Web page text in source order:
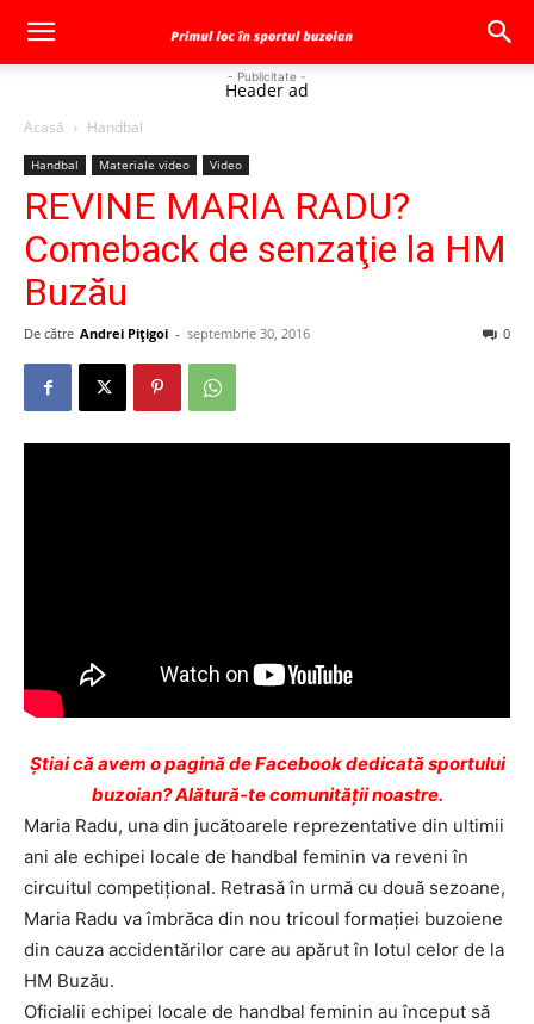
- Publicitate -
Header ad
Acasă Handbal
Handbal Materiale video Video
REVINE MARIA RADU?
Comeback de senzaţie la HM
Buzău
De către Andrei Pițigoi - septembrie 30, 2016 0
Ştiai că avem o pagină de Facebook dedicată sportului
buzoian? Alătură-te comunității noastre.
Maria Radu, una din jucătoarele reprezentative din ultimii
ani ale echipei locale de handbal feminin va reveni în
circuitul competiţional. Retrasă în urmă cu două sezoane,
Maria Radu va îmbrăca din nou tricoul formaţiei buzoiene
din cauza accidentărilor care au apărut în lotul celor de la
HM Buzău.
Oficialii echipei locale de handbal feminin au început să